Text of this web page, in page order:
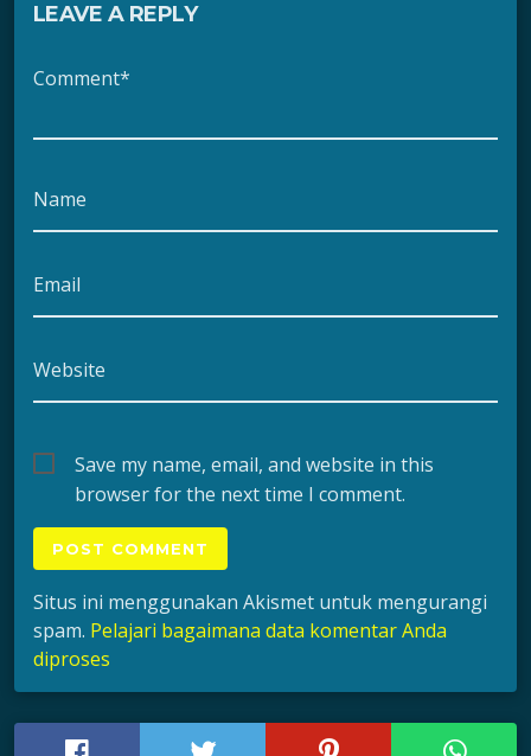
LEAVE A REPLY
Comment*
Name
Email
Website
Save my name, email, and website in this
browser for the next time I comment.
Situs ini menggunakan Akismet untuk mengurangi
spam. Pelajari bagaimana data komentar Anda
diproses